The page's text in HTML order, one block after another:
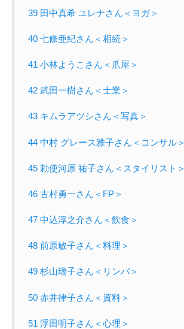
39 田中真希 ユレナさん＜ヨガ＞
40 七條亜紀さん＜相続＞
41 小林ようこさん＜爪屋＞
42 武田一樹さん＜士業＞
43 キムラアツシさん＜写真＞
44 中村 グレース雅子さん＜コンサル＞
45 勅使河原 祐子さん＜スタイリスト＞
46 古村勇一さん＜FP＞
47 中込淳之介さん＜飲食＞
48 前原敏子さん＜料理＞
49 杉山瑞子さん＜リンパ＞
50 赤井律子さん＜資料＞
51 浮田明子さん＜心理＞